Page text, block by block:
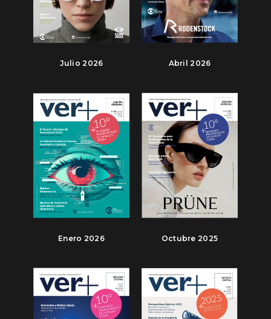
Julio 2026 Abril 2026
Enero 2026 Octubre 2025